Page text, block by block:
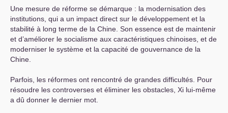
Une mesure de réforme se démarque : la modernisation des
institutions, qui a un impact direct sur le développement et la
stabilité à long terme de la Chine. Son essence est de maintenir
et d’améliorer le socialisme aux caractéristiques chinoises, et de
moderniser le système et la capacité de gouvernance de la
Chine.
Parfois, les réformes ont rencontré de grandes difficultés. Pour
résoudre les controverses et éliminer les obstacles, Xi lui-même
a dû donner le dernier mot.